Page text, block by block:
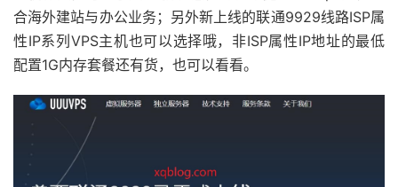
合海外建站与办公业务；另外新上线的联通9929线路ISP属
性IP系列VPS主机也可以选择哦，非ISP属性IP地址的最低
配置1G内存套餐还有货，也可以看看。